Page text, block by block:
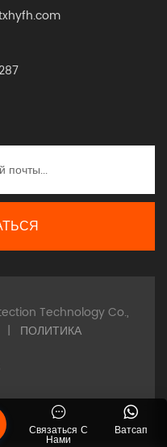
Technology Co.,
|
ПОЛИТИКА
Ватсап
Связаться С
Нами